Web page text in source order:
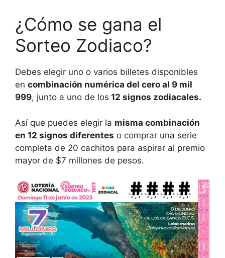
¿Cómo se gana el
Sorteo Zodiaco?
Debes elegir uno o varios billetes disponibles
en combinación numérica del cero al 9 mil
999, junto a uno de los 12 signos zodiacales.
Así que puedes elegir la misma combinación
en 12 signos diferentes o comprar una serie
completa de 20 cachitos para aspirar al premio
mayor de $7 millones de pesos.